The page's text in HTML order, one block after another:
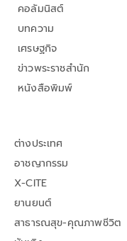
คอลัมนิสต์
บทความ
เศรษฐกิจ
ข่าวพระราชสำนัก
หนังสือพิมพ์
ต่างประเทศ
อาชญากรรม
X-CITE
ยานยนต์
สาธารณสุข-คุณภาพชีวิต